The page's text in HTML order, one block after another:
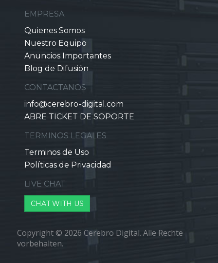
EMPRESA
Quienes Somos
Nuestro Equipo
Anuncios Importantes
Blog de Difusión
CONTACTANOS
info@cerebro-digital.com
ABRE TICKET DE SOPORTE
TERMINOS LEGALES
Terminos de Uso
Políticas de Privacidad
LIVE CHAT
CHAT WITH US
Copyright © 2026 Cerebro Digital. Alle Rechte
vorbehalten.